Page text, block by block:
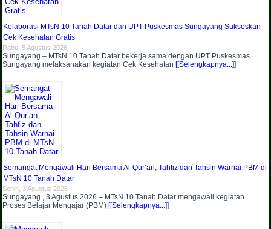
Kolaborasi MTsN 10 Tanah Datar dan UPT Puskesmas Sungayang Sukseskan
Cek Kesehatan Gratis
Rabu, 5 Agustus 2026
Sungayang – MTsN 10 Tanah Datar bekerja sama dengan UPT Puskesmas
Sungayang melaksanakan kegiatan Cek Kesehatan [[Selengkapnya...]]
Semangat Mengawali Hari Bersama Al-Qur’an, Tahfiz dan Tahsin Warnai PBM di
MTsN 10 Tanah Datar
Senin, 3 Agustus 2026
Sungayang , 3 Agustus 2026 – MTsN 10 Tanah Datar mengawali kegiatan
Proses Belajar Mengajar (PBM) [[Selengkapnya...]]